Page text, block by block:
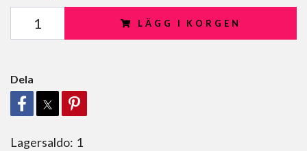
LÄGG I KORGEN
Dela
Lagersaldo: 1